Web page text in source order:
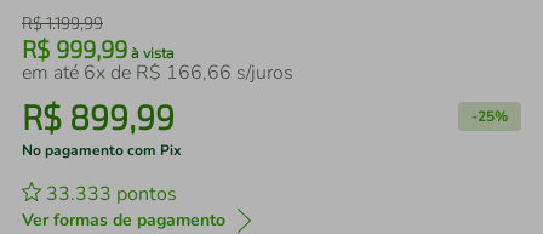
R$1.199,99
R$ 999,99 à vista
em até 6x de R$ 166,66 s/juros
R$ 899,99 -25%
No pagamento com Pix
33.333 pontos
Ver formas de pagamento